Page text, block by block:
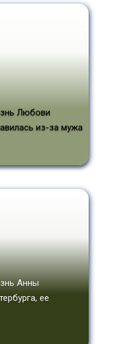
Любови
из-за мужа
Анны
ее